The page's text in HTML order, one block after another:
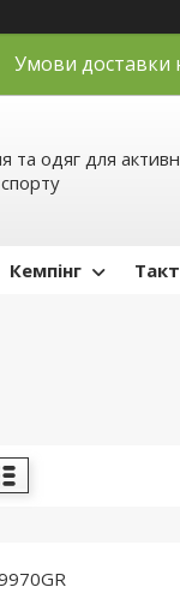
Умови доставки
та одяг для
Кемпінг